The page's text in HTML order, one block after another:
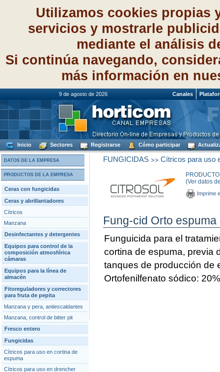
Utilizamos cookies propias
servicios y mostrarle
mediante el análisis
Si continúa navegando,
más información en
9 de agosto de 2026 Canales
Inicio Sectores Registrarse Cómo participar
DATOS DE LA EMPRESA
PRODUCTOS DE LA EMPRESA
Ceras con fungicidas
Ceras y abrillantadores
Cítricos
Manzana
Desinfectantes y detergentes
Equipos para control de la
composición atmosférica
cámaras
Equipos para la línea de
almacén
Fitoreguladores y correctores
para fruta de pepita
Manzana y pera, antiescaldantes
Manzana, control de bitter pit
Fresco entero
Fungicidas
Cítricos para uso en cortina de
espuma
Cítricos para uso en drencher
FUNGICIDAS>> Cítricos para uso
(Ver datos
Imprime
Fung-cid Orto espuma
Funguicida para el
cortina de espuma, previa
tanques de producción de
Ortofenilfenato sódico: